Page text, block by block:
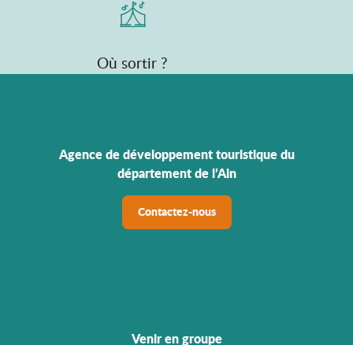
Où sortir ?
Agence de développement touristique du
département de l’Ain
Contactez-nous
Venir en groupe